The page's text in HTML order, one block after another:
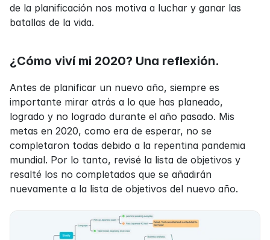
de la planificación nos motiva a luchar y ganar las
batallas de la vida.
¿Cómo viví mi 2020? Una reflexión.
Antes de planificar un nuevo año, siempre es
importante mirar atrás a lo que has planeado,
logrado y no logrado durante el año pasado. Mis
metas en 2020, como era de esperar, no se
completaron todas debido a la repentina pandemia
mundial. Por lo tanto, revisé la lista de objetivos y
resalté los no completados que se añadirán
nuevamente a la lista de objetivos del nuevo año.